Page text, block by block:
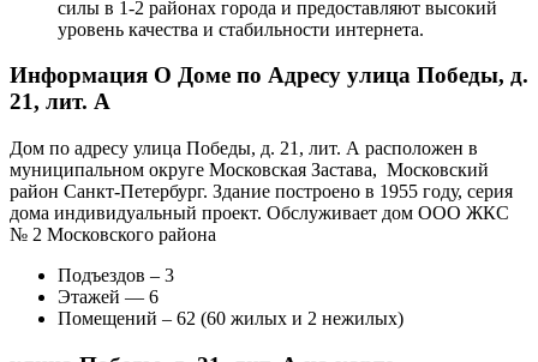
силы в 1-2 районах города и предоставляют высокий
уровень качества и стабильности интернета.
Информация О Доме по Адресу улица Победы, д.
21, лит. А
Дом по адресу улица Победы, д. 21, лит. А расположен в
муниципальном округе Московская Застава, Московский
район Санкт-Петербург. Здание построено в 1955 году, серия
дома индивидуальный проект. Обслуживает дом ООО ЖКС
№ 2 Московского района
Подъездов – 3
Этажей — 6
Помещений – 62 (60 жилых и 2 нежилых)